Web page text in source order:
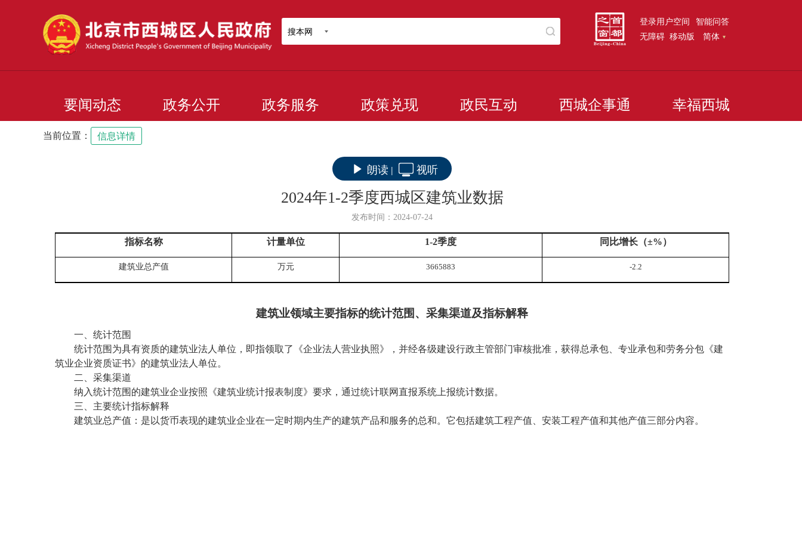
搜本网
登录用户空间 智能问答
无障碍 移动版 简体
要闻动态 政务公开 政务服务 政策兑现 政民互动 西城企事通 幸福西城
当前位置： 信息详情
朗读 | 视听
2024年1-2季度西城区建筑业数据
发布时间：2024-07-24
指标名称 计量单位 1-2季度 同比增长（±%）
建筑业总产值 万元 3665883 -2.2
建筑业领域主要指标的统计范围、采集渠道及指标解释
一、统计范围
统计范围为具有资质的建筑业法人单位，即指领取了《企业法人营业执照》，并经各级建设行政主管部门审核批准，获得总承包、专业承包和劳务分包《建
筑业企业资质证书》的建筑业法人单位。
二、采集渠道
纳入统计范围的建筑业企业按照《建筑业统计报表制度》要求，通过统计联网直报系统上报统计数据。
三、主要统计指标解释
建筑业总产值：是以货币表现的建筑业企业在一定时期内生产的建筑产品和服务的总和。它包括建筑工程产值、安装工程产值和其他产值三部分内容。